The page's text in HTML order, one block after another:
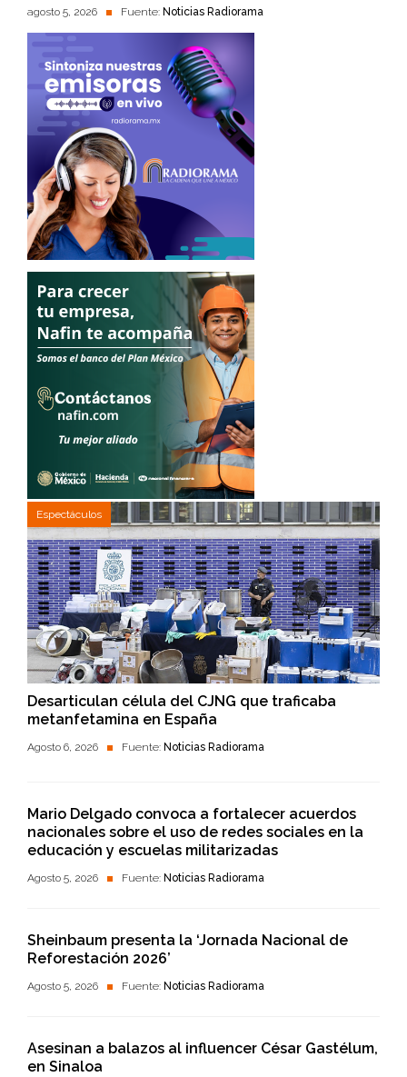
agosto 5, 2026 Fuente: Noticias Radiorama
Espectáculos
Desarticulan célula del CJNG que traficaba
metanfetamina en España
Agosto 6, 2026 Fuente: Noticias Radiorama
Mario Delgado convoca a fortalecer acuerdos
nacionales sobre el uso de redes sociales en la
educación y escuelas militarizadas
Agosto 5, 2026 Fuente: Noticias Radiorama
Sheinbaum presenta la ‘Jornada Nacional de
Reforestación 2026’
Agosto 5, 2026 Fuente: Noticias Radiorama
Asesinan a balazos al influencer César Gastélum,
en Sinaloa